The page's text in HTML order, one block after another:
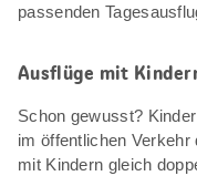
passenden
Ausflüge mit
Schon gewusst?
im öffentlichen
mit Kindern gleich